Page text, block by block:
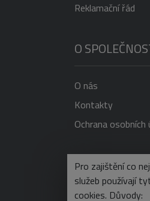
Reklamační řád
O
O nás
Kontakty
Ochrana osobních
NEVÍTE SI
Pro zajištění co
služeb používají
cookies. Důvody: